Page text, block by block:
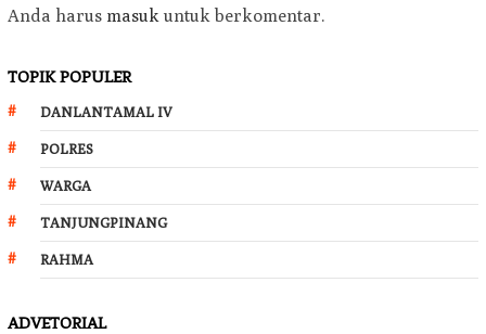
Anda harus masuk untuk berkomentar.
TOPIK POPULER
DANLANTAMAL IV
POLRES
WARGA
TANJUNGPINANG
RAHMA
ADVETORIAL